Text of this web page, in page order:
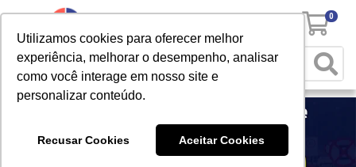
Utilizamos cookies para oferecer melhor
experiência, melhorar o desempenho, analisar
como você interage em nosso site e
personalizar conteúdo.
Recusar Cookies Aceitar Cookies
0